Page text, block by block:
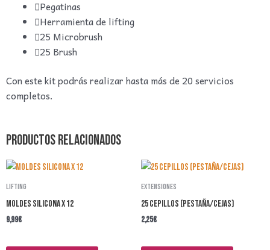
Pegatinas
Herramienta de lifting
25 Microbrush
25 Brush
Con este kit podrás realizar hasta más de 20 servicios
completos.
Productos relacionados
Lifting
MOLDES SILICONA X 12
9,99€
Extensiones
25 Cepillos (Pestaña/Cejas)
2,25€